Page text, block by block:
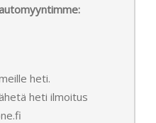
heti.
heti ilmoitus